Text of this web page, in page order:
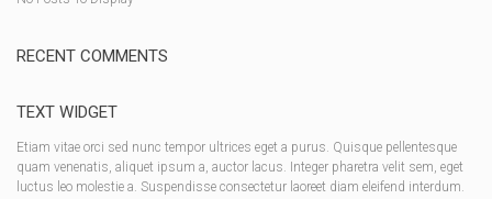
RECENT COMMENTS
TEXT WIDGET
Etiam vitae orci sed nunc tempor ultrices eget a purus. Quisque pellentesque
quam venenatis, aliquet ipsum a, auctor lacus. Integer pharetra velit sem, eget
luctus leo molestie a. Suspendisse consectetur laoreet diam eleifend interdum.